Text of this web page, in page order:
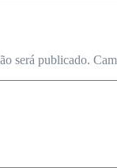
será publicado.